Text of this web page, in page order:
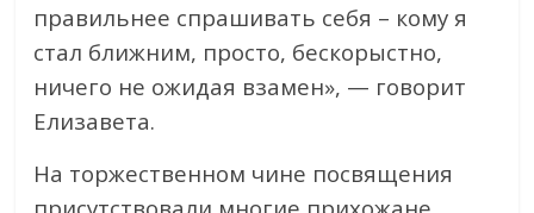
правильнее спрашивать себя – кому я
стал ближним, просто, бескорыстно,
ничего не ожидая взамен», — говорит
Елизавета.
На торжественном чине посвящения